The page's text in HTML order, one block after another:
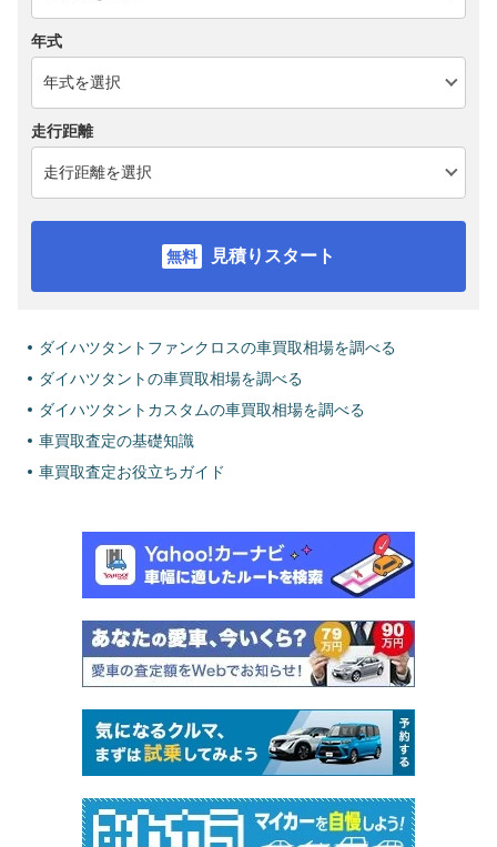
年式
走行距離
見積りスタート
ダイハツタントファンクロスの車買取相場を調べる
ダイハツタントの車買取相場を調べる
ダイハツタントカスタムの車買取相場を調べる
車買取査定の基礎知識
車買取査定お役立ちガイド